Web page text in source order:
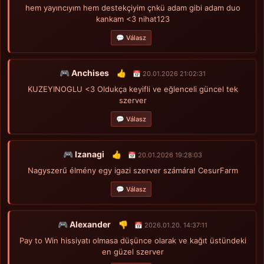
hem yayıncıyım hem destekçiyim çnkü adam gibi adam duo
kankam <3 nihat123
💬 Válasz
🎮 Anchises 👍 📅 20.01.2026 21:02:31
KUZEYINOGLU <3 Oldukça keyifli ve eğlenceli güncel tek
szerver
💬 Válasz
🎮 Izanagi 👍 📅 20.01.2026 19:28:03
Nagyszerű élmény egy igazi szerver számára! CesurFarm
💬 Válasz
🎮 Alexander 👎 📅 2026.01.20. 14:37:11
Pay to Win hissiyatı olmasa düşünce olarak ve kağıt üstündeki
en güzel szerver